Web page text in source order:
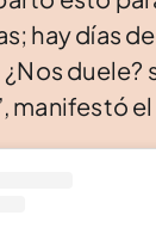
hay días
duele?
manifestó